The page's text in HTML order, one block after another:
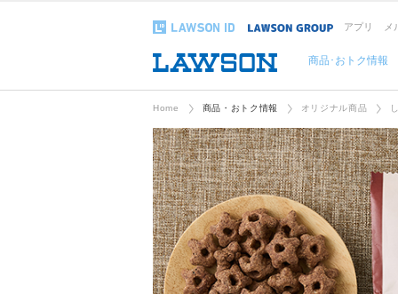
アプリ メ
商品･おトク情報
Home 商品・おトク情報 オリジナル商品